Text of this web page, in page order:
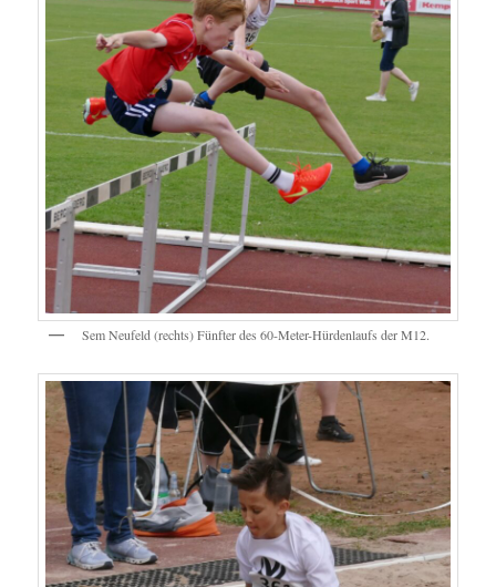
Sem Neufeld (rechts) Fünfter des 60-Meter-Hürdenlaufs der M12.